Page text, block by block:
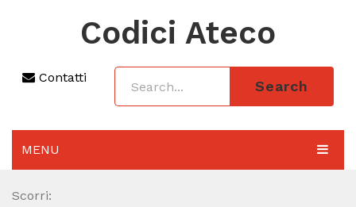
Codici Ateco
Contatti
Search
MENU
AGGIORNAMENTO 2025
Scorri: